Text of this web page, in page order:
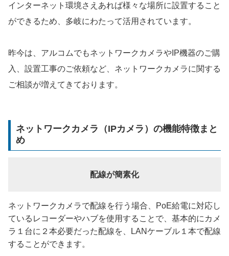
インターネット環境さえあれば様々な場所に設置すること
ができるため、多岐にわたって活用されています。
昨今は、アルコムでもネットワークカメラやIP機器のご購
入、設置工事のご依頼など、ネットワークカメラに関する
ご相談が増えてきております。
ネットワークカメラ（IPカメラ）の機能特徴まと
め
配線が簡素化
ネットワークカメラで配線を行う場合、PoE給電に対応し
ているレコーダーやハブを使用することで、基本的にカメ
ラ１台に２本必要だった配線を、LANケーブル１本で配線
することができます。